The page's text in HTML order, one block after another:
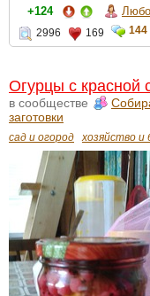
+124
2996 169 144
Огурцы с красной
в сообществе
заготовки
сад и огород хозяйство